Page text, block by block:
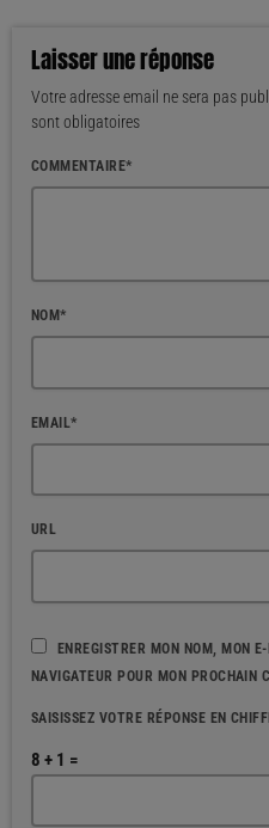
Laisser une réponse
Votre adresse email ne sera pas
sont obligatoires
COMMENTAIRE*
NOM*
EMAIL*
URL
ENREGISTRER MON NOM, MON
NAVIGATEUR POUR MON PROCHAIN
SAISISSEZ VOTRE RÉPONSE EN
8 + 1 =